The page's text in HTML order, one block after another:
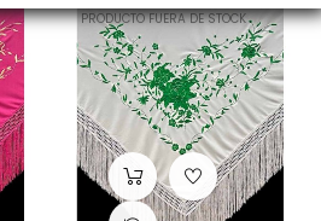
PRODUCTO FUERA DE STOCK